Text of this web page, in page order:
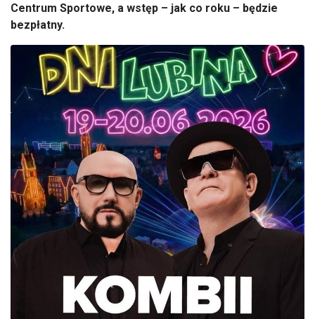
Centrum Sportowe, a wstęp – jak co roku – będzie
bezpłatny.